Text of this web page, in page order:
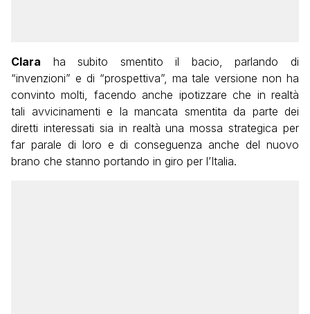
Clara ha subito smentito il bacio, parlando di
“invenzioni” e di “prospettiva”, ma tale versione non ha
convinto molti, facendo anche ipotizzare che in realtà
tali avvicinamenti e la mancata smentita da parte dei
diretti interessati sia in realtà una mossa strategica per
far parale di loro e di conseguenza anche del nuovo
brano che stanno portando in giro per l’Italia.